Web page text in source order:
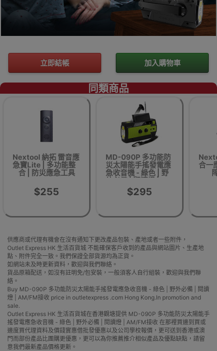
立即結帳 加入購物車
同類商品
Nextool 納拓 雷音應
急寶Lite | 多功能整
合 | 防災應急工具
$255
MD-090P 多功能防
災太陽能手搖發電應
急收音機 - 綠色 | 野
外必備 | 閱讀燈 |
AM/FM接收
$295
合一
供應商或代理有機會在沒有通知下更改產品包裝、產地或者一些附件，
Outlet Express HK 生活百貨城 不能確保客戶收到的產品與網站圖片、生產地
點、附件完全一致。我們保證全部貨源均為正貨。
如網站未及時更新資料，歡迎與我們聯絡。
貨品原箱配送，如沒有註明免/包安裝，一般須客人自行組裝，歡迎與我們聯
絡。
Buy MD-090P 多功能防災太陽能手搖發電應急收音機 - 綠色 | 野外必備 | 閱讀
燈 | AM/FM接收 price in outletexpress .com Hong Kong.In promotion and
sale.
Outlet Express HK 生活百貨城在香港觀塘提供 MD-090P 多功能防災太陽能手
搖發電應急收音機 - 綠色 | 野外必備 | 閱讀燈 | AM/FM接收 在那裡買邊到買或
邊度買代理資料及價錢實惠借批發優惠以及公司學校報價，更可送到香港或澳
門而部份產品比團購更優惠，更可以為你推薦推介相似產品及優點缺點，請留
意我們最新產品價格更新。